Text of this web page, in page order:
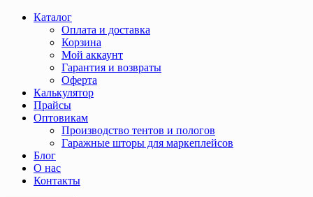
Каталог
Оплата и доставка
Корзина
Мой аккаунт
Гарантия и возвраты
Оферта
Калькулятор
Прайсы
Оптовикам
Производство тентов и пологов
Гаражные шторы для маркеплейсов
Блог
О нас
Контакты